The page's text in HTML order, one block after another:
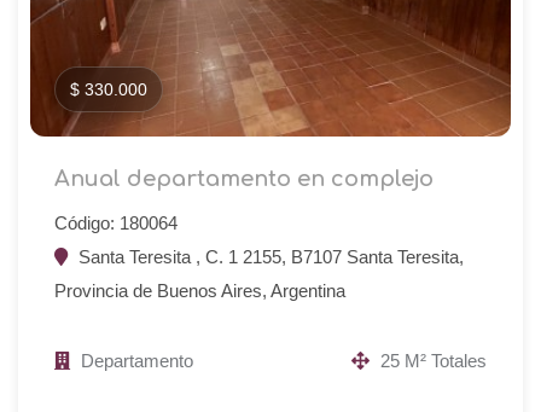
$ 330.000
Anual departamento en complejo
Código: 180064
Santa Teresita , C. 1 2155, B7107 Santa Teresita,
Provincia de Buenos Aires, Argentina
Departamento 25 M² Totales